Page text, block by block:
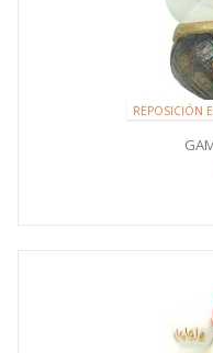
REPOSICIÓN